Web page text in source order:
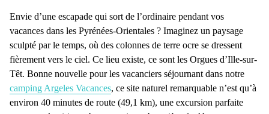
Envie d’une escapade qui sort de l’ordinaire pendant vos
vacances dans les Pyrénées-Orientales ? Imaginez un paysage
sculpté par le temps, où des colonnes de terre ocre se dressent
fièrement vers le ciel. Ce lieu existe, ce sont les Orgues d’Ille-sur-
Têt. Bonne nouvelle pour les vacanciers séjournant dans notre
camping Argeles Vacances, ce site naturel remarquable n’est qu’à
environ 40 minutes de route (49,1 km), une excursion parfaite